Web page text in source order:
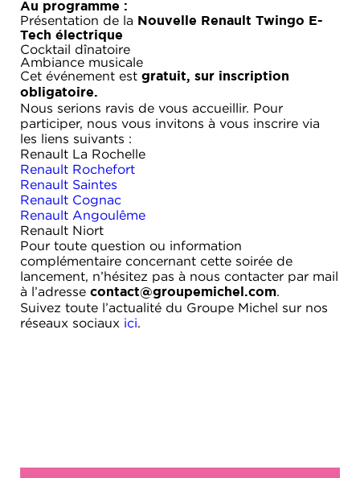
Au programme :
Présentation de la Nouvelle Renault Twingo E-
Tech électrique
Cocktail dînatoire
Ambiance musicale
Cet événement est gratuit, sur inscription
obligatoire.
Nous serions ravis de vous accueillir. Pour
participer, nous vous invitons à vous inscrire via
les liens suivants :
Renault La Rochelle
Renault Rochefort
Renault Saintes
Renault Cognac
Renault Angoulême
Renault Niort
Pour toute question ou information
complémentaire concernant cette soirée de
lancement, n’hésitez pas à nous contacter par mail
à l’adresse contact@groupemichel.com.
Suivez toute l’actualité du Groupe Michel sur nos
réseaux sociaux ici.